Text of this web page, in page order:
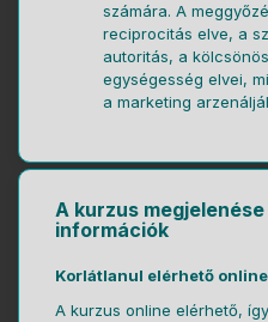
számára. A
reciprocitás elve, a
autoritás, a
egységesség elvei,
a marketing
A kurzus
információk
Korlátlanul elérhető
A kurzus online elérhető,